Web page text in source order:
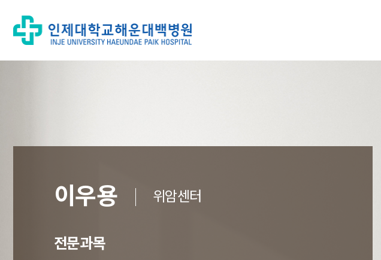
이우용 위암센터
전문과목